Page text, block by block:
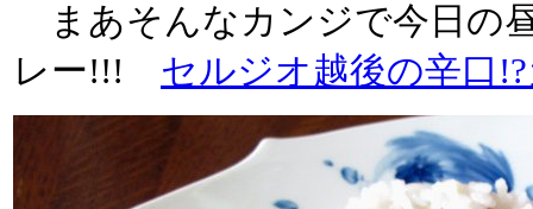
まあそんなカンジで今日の
レー!!! セルジオ越後の辛口